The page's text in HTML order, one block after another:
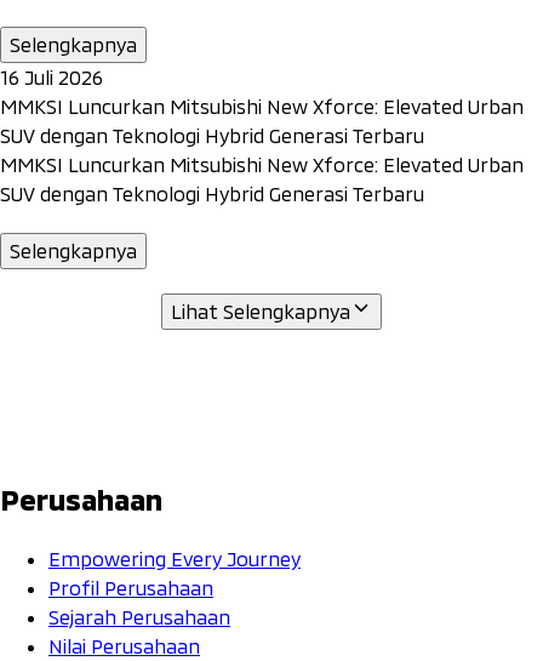
Selengkapnya
16 Juli 2026
MMKSI Luncurkan Mitsubishi New Xforce: Elevated Urban
SUV dengan Teknologi Hybrid Generasi Terbaru
MMKSI Luncurkan Mitsubishi New Xforce: Elevated Urban
SUV dengan Teknologi Hybrid Generasi Terbaru
Selengkapnya
Lihat Selengkapnya
Perusahaan
Empowering Every Journey
Profil Perusahaan
Sejarah Perusahaan
Nilai Perusahaan